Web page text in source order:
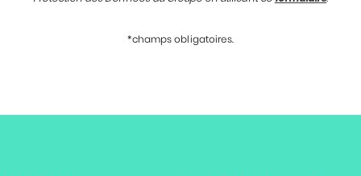
*champs obligatoires.